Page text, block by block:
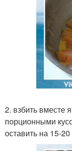
2. взбить вместе
порционными
оставить на 15-